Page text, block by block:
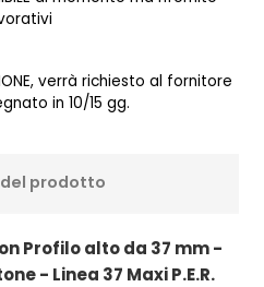
verrà richiesto al fornitore
in 10/15 gg.
prodotto
Profilo alto da 37 mm -
- Linea 37 Maxi P.E.R.